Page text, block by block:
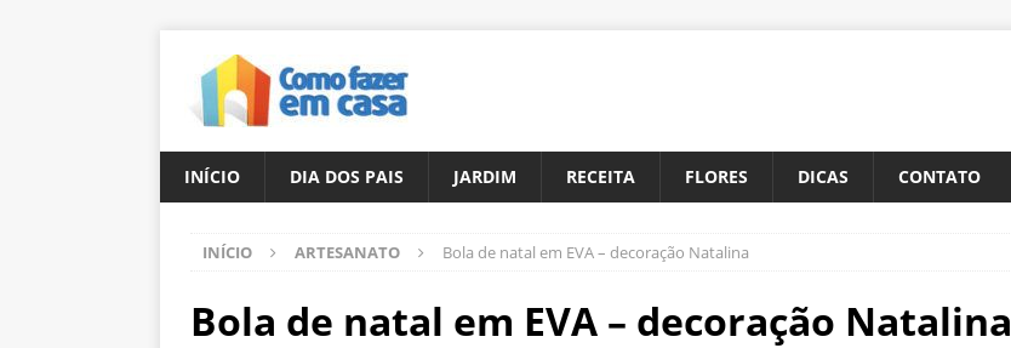
INÍCIO DIA DOS PAIS JARDIM RECEITA FLORES DICAS CONTATO
INÍCIO ARTESANATO Bola de natal em EVA – decoração Natalina
Bola de natal em EVA – decoração Natalina